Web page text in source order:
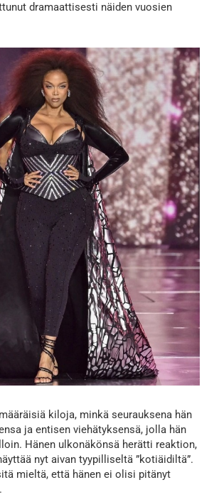
dramaattisesti näiden vuosien
kiloja, minkä seurauksena hän
ja entisen viehätyksensä, jolla hän
Hänen ulkonäkönsä herätti reaktion,
nyt aivan tyypilliseltä ”kotiäidiltä”.
mieltä, että hänen ei olisi pitänyt